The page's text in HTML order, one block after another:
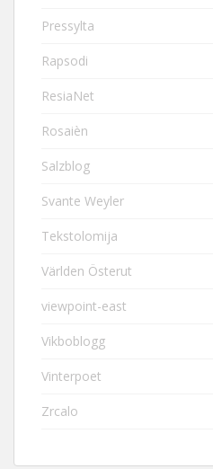
Pressylta
Rapsodi
ResiaNet
Rosaièn
Salzblog
Svante Weyler
Tekstolomija
Världen Österut
viewpoint-east
Vikboblogg
Vinterpoet
Zrcalo